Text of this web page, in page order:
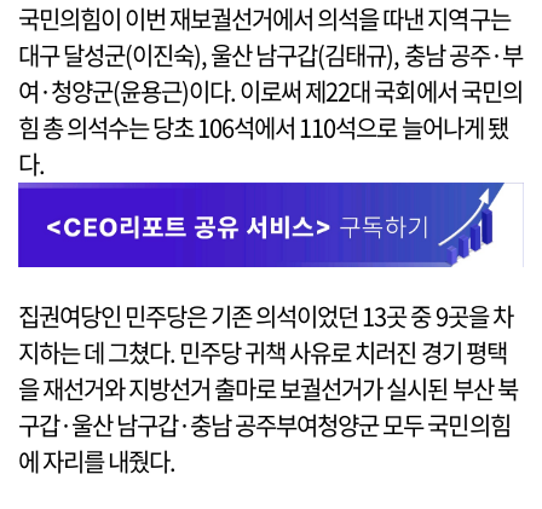
국민의힘이 이번 재보궐선거에서 의석을 따낸 지역구는
대구 달성군(이진숙), 울산 남구갑(김태규), 충남 공주·부
여·청양군(윤용근)이다. 이로써 제22대 국회에서 국민의
힘 총 의석수는 당초 106석에서 110석으로 늘어나게 됐
다.
집권여당인 민주당은 기존 의석이었던 13곳 중 9곳을 차
지하는 데 그쳤다. 민주당 귀책 사유로 치러진 경기 평택
을 재선거와 지방선거 출마로 보궐선거가 실시된 부산 북
구갑·울산 남구갑·충남 공주부여청양군 모두 국민의힘
에 자리를 내줬다.